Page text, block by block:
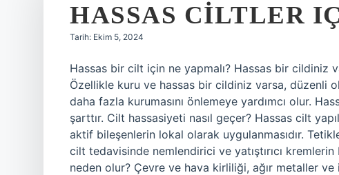
HASSAS CILTLER
Tarih: Ekim 5, 2024
Hassas bir cilt için ne yapmalı? Hassas bir cildiniz
Özellikle kuru ve hassas bir cildiniz varsa, düzenli
daha fazla kurumasını önlemeye yardımcı olur.
şarttır. Cilt hassasiyeti nasıl geçer? Hassas cilt
aktif bileşenlerin lokal olarak uygulanmasıdır.
cilt tedavisinde nemlendirici ve yatıştırıcı kremlerin
neden olur? Çevre ve hava kirliliği, ağır metaller ve